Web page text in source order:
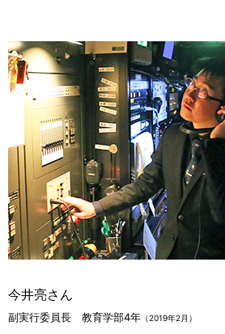
今井亮さん
副実行委員長 教育学部4年 （2019年2月）